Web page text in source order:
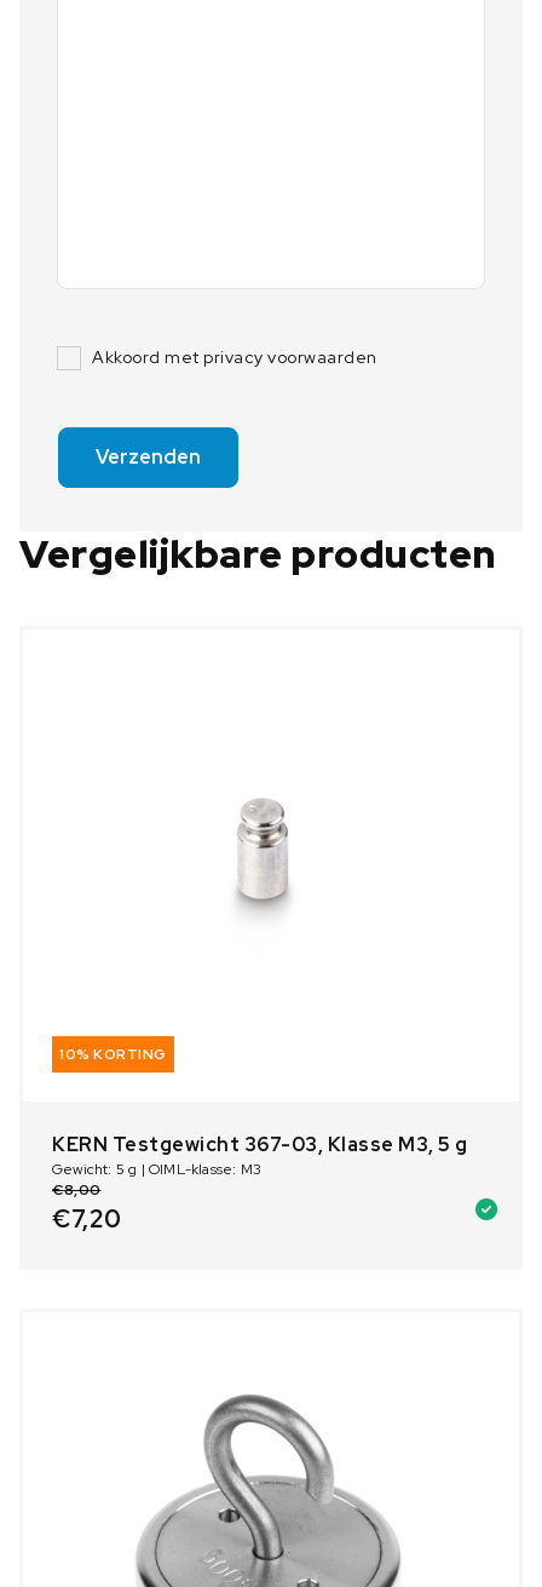
Akkoord met privacy voorwaarden
Verzenden
Vergelijkbare producten
10% KORTING
KERN Testgewicht 367-03, Klasse M3, 5 g
Gewicht: 5 g | OIML-klasse: M3
€8,00
€7,20